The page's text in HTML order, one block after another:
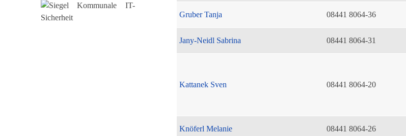
Gruber Tanja 08441 8064-36
Jany-Neidl Sabrina 08441 8064-31
Kattanek Sven
08441 8064-20
Knöferl Melanie 08441 8064-26